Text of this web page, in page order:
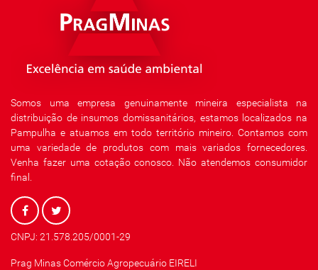
Somos uma empresa genuinamente mineira especialista na
distribuição de insumos domissanitários, estamos localizados na
Pampulha e atuamos em todo território mineiro. Contamos com
uma variedade de produtos com mais variados fornecedores.
Venha fazer uma cotação conosco. Não atendemos consumidor
final.
CNPJ: 21.578.205/0001-29
Prag Minas Comércio Agropecuário EIRELI